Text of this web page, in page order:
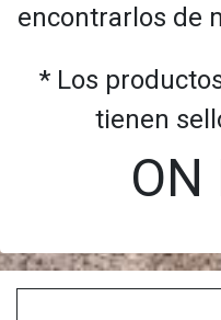
encontrarlos de
* Los
tienen
ON